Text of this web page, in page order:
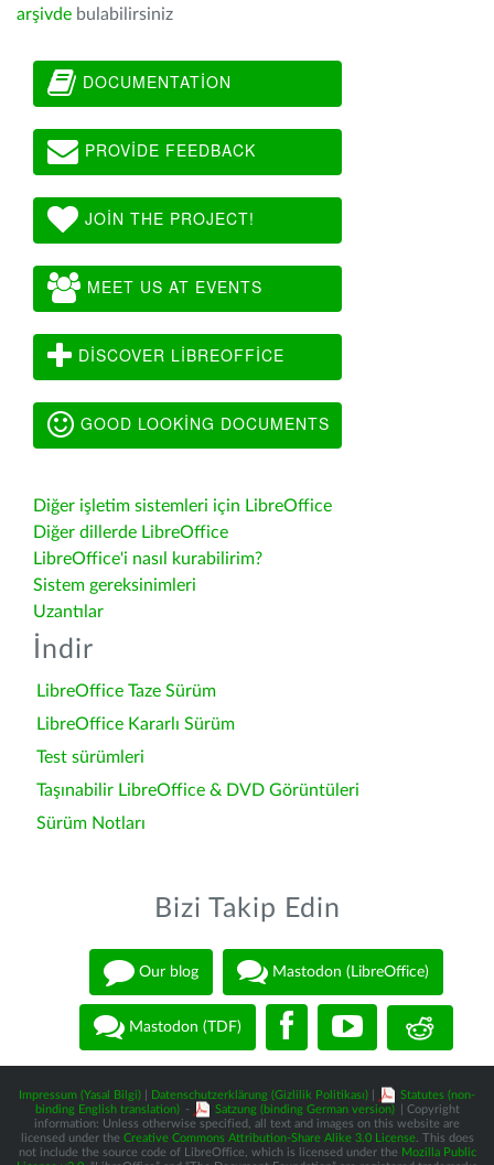
arşivde bulabilirsiniz
DOCUMENTATION
PROVIDE FEEDBACK
JOIN THE PROJECT!
MEET US AT EVENTS
DISCOVER LIBREOFFICE
GOOD LOOKING DOCUMENTS
Diğer işletim sistemleri için LibreOffice
Diğer dillerde LibreOffice
LibreOffice'i nasıl kurabilirim?
Sistem gereksinimleri
Uzantılar
İndir
LibreOffice Taze Sürüm
LibreOffice Kararlı Sürüm
Test sürümleri
Taşınabilir LibreOffice & DVD Görüntüleri
Sürüm Notları
Bizi Takip Edin
Our blog Mastodon (LibreOffice)
Mastodon (TDF)
Impressum (Yasal Bilgi) Datenschutzerklärung (Gizlilik Politikası)
Statutes (non-
binding English translation) - Satzung (binding German version)
| Copyright
information: Unless otherwise specified, all text and images on this website are
licensed under the Creative Commons Attribution-Share Alike 3.0 License. This does
not include the source code of LibreOffice, which is licensed under the Mozilla Public